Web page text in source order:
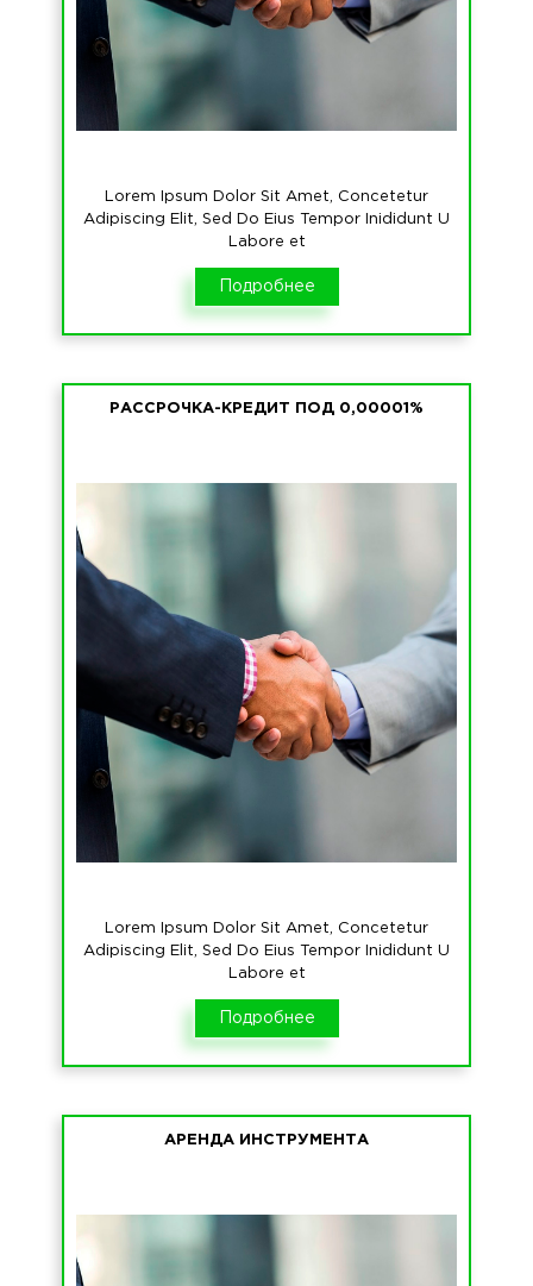
Lorem Ipsum Dolor Sit Amet, Concetetur
Adipiscing Elit, Sed Do Eius Tempor Inididunt U
Labore et
Подробнее
РАССРОЧКА-КРЕДИТ ПОД 0,00001%
Lorem Ipsum Dolor Sit Amet, Concetetur
Adipiscing Elit, Sed Do Eius Tempor Inididunt U
Labore et
Подробнее
АРЕНДА ИНСТРУМЕНТА